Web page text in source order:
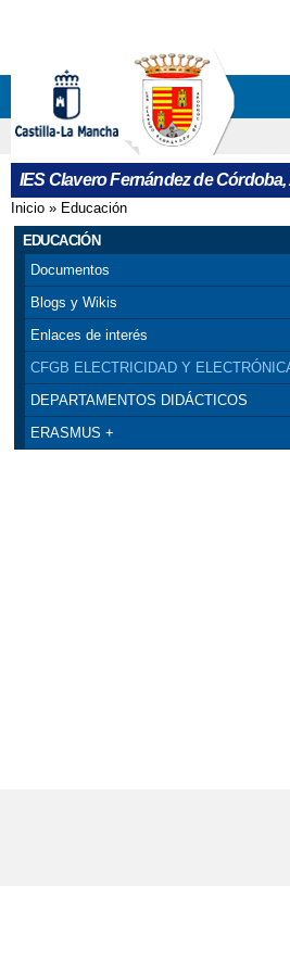
IES Clavero Fernández de
Se encuentra usted
Inicio » Educación
EDUCACIÓN
Documentos
Blogs y Wikis
Enlaces de interés
CFGB ELECTRICIDAD Y
DEPARTAMENTOS DIDÁCTICOS
ERASMUS +